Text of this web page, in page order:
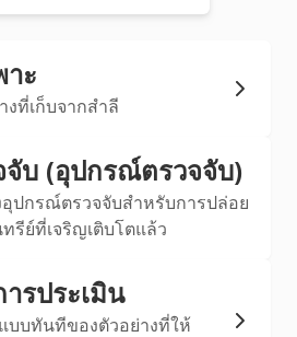
าะ
งที่เก็บจากสำลี
จับ (อุปกรณ์ตรวจจับ)
ปกรณ์ตรวจจับสำหรับการปล่อย
รีย์ที่เจริญเติบโตแล้ว
รประเมิน
บบทันทีของตัวอย่างที่ให้